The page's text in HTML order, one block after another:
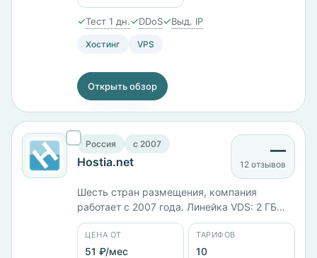
✓Тест 1 дн.✓DDoS✓Выд. IP
Хостинг VPS
Открыть обзор
Россия c 2007
Hostia.net
—
12 отзывов
Шесть стран размещения, компания
работает с 2007 года. Линейка VDS: 2 ГБ
памяти и 20 ГБ диска — 563 ₽/мес, 4 ГБ и
40 ГБ — 845 ₽/мес, 8 ГБ и 80 ГБ — 1549 ₽/
мес, 16 ГБ с 4 ядрами — 2113 ₽/мес, 32 ГБ
ЦЕНА ОТ
51 ₽/мес
ТАРИФОВ
10